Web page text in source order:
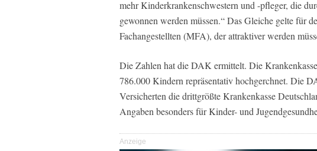
mehr Kinderkrankenschwestern und -pfleger, die
gewonnen werden müssen.“ Das Gleiche gelte für
Fachangestellten (MFA), der attraktiver werden
Die Zahlen hat die DAK ermittelt. Die
786.000 Kindern repräsentativ hochgerchnet. Die
Versicherten die drittgrößte Krankenkasse
Angaben besonders für Kinder- und
Anzeige